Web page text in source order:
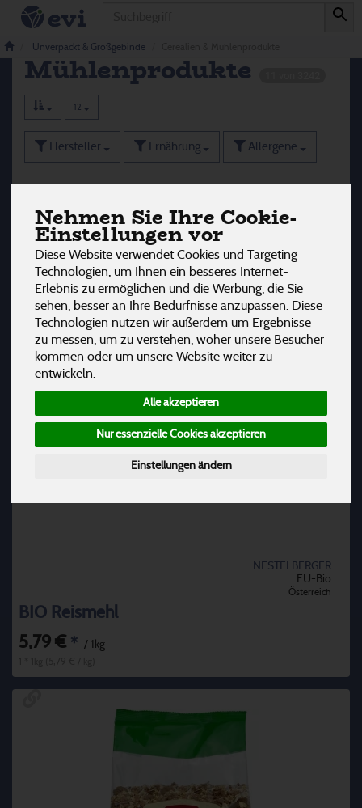
Nehmen Sie Ihre Cookie-
Einstellungen vor
Diese Website verwendet Cookies und Targeting
Technologien, um Ihnen ein besseres Internet-
Erlebnis zu ermöglichen und die Werbung, die Sie
sehen, besser an Ihre Bedürfnisse anzupassen. Diese
Technologien nutzen wir außerdem um Ergebnisse
zu messen, um zu verstehen, woher unsere Besucher
kommen oder um unsere Website weiter zu
entwickeln.
Alle akzeptieren
Nur essenzielle Cookies akzeptieren
Einstellungen ändern
Unverpackt & Großgebinde
Cerealien &
Mühlenprodukte
12
Hersteller Ernährung Allergene
NESTELBERGER
EU-Bio
Österreich
BIO Reismehl
5,79 € * / 1kg